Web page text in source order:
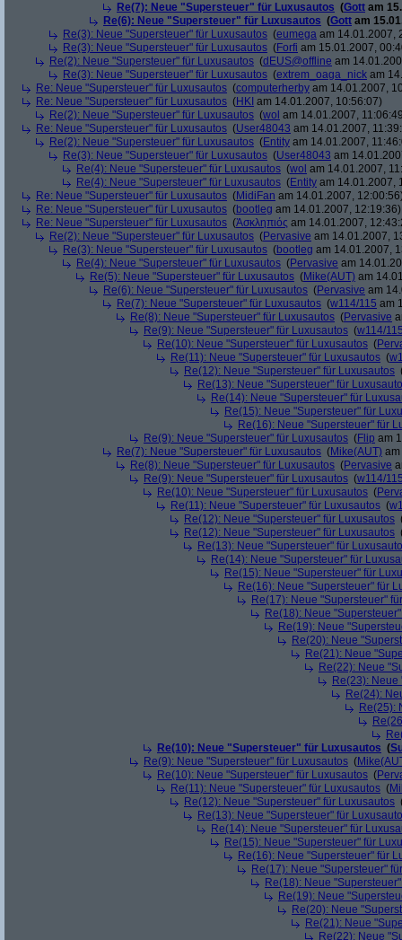
Re(7): Neue "Supersteuer" für Luxusautos (Gott am
Re(6): Neue "Supersteuer" für Luxusautos (Gott am
Re(3): Neue "Supersteuer" für Luxusautos (eumega am 14.01.2007,
Re(3): Neue "Supersteuer" für Luxusautos (Forfi am 15.01.2007,
Re(2): Neue "Supersteuer" für Luxusautos (dEUS@offline am
Re(3): Neue "Supersteuer" für Luxusautos (extrem_oaga_nick am
Re: Neue "Supersteuer" für Luxusautos (computerherby am 14.01.2007,
Re: Neue "Supersteuer" für Luxusautos (HKI am 14.01.2007, 10:56:07)
Re(2): Neue "Supersteuer" für Luxusautos (wol am 14.01.2007,
Re: Neue "Supersteuer" für Luxusautos (User48043 am 14.01.2007,
Re(2): Neue "Supersteuer" für Luxusautos (Entity am 14.01.2007,
Re(3): Neue "Supersteuer" für Luxusautos (User48043 am
Re(4): Neue "Supersteuer" für Luxusautos (wol am 14.01.2007,
Re(4): Neue "Supersteuer" für Luxusautos (Entity am 14.01.2007,
Re: Neue "Supersteuer" für Luxusautos (MidiFan am 14.01.2007,
Re: Neue "Supersteuer" für Luxusautos (bootleg am 14.01.2007, 12:19:36)
Re: Neue "Supersteuer" für Luxusautos (Ἀσκληπιός am 14.01.2007,
Re(2): Neue "Supersteuer" für Luxusautos (Pervasive am 14.01.2007,
Re(3): Neue "Supersteuer" für Luxusautos (bootleg am 14.01.2007,
Re(4): Neue "Supersteuer" für Luxusautos (Pervasive am
Re(5): Neue "Supersteuer" für Luxusautos (Mike(AUT) am
Re(6): Neue "Supersteuer" für Luxusautos (Pervasive am
Re(7): Neue "Supersteuer" für Luxusautos (w114/115 am
Re(8): Neue "Supersteuer" für Luxusautos (Pervasive
Re(9): Neue "Supersteuer" für Luxusautos (w114/
Re(10): Neue "Supersteuer" für Luxusautos (
Re(11): Neue "Supersteuer" für Luxusautos (
Re(12): Neue "Supersteuer" für Luxusautos
Re(13): Neue "Supersteuer" für
Re(14): Neue "Supersteuer" für
Re(15): Neue "Supersteuer" für
Re(16): Neue "Supersteuer" für
Re(9): Neue "Supersteuer" für Luxusautos (Flip am
Re(7): Neue "Supersteuer" für Luxusautos (Mike(AUT)
Re(8): Neue "Supersteuer" für Luxusautos (Pervasive
Re(9): Neue "Supersteuer" für Luxusautos (w114/
Re(10): Neue "Supersteuer" für Luxusautos (
Re(11): Neue "Supersteuer" für Luxusautos (
Re(12): Neue "Supersteuer" für Luxusautos
Re(12): Neue "Supersteuer" für Luxusautos
Re(13): Neue "Supersteuer" für
Re(14): Neue "Supersteuer" für
Re(15): Neue "Supersteuer" für
Re(16): Neue "Supersteuer" für
Re(17): Neue "Supersteuer"
Re(18): Neue
Re(19): Neue
Re(20): Neue
Re(21): Neue
Re(22): Neue
Re(23):
Re(24):
Re(25):
Re(10): Neue "Supersteuer" für Luxusautos (
Re(9): Neue "Supersteuer" für Luxusautos (
Re(10): Neue "Supersteuer" für Luxusautos (
Re(11): Neue "Supersteuer" für Luxusautos (
Re(12): Neue "Supersteuer" für Luxusautos
Re(13): Neue "Supersteuer" für
Re(14): Neue "Supersteuer" für
Re(15): Neue "Supersteuer" für
Re(16): Neue "Supersteuer" für
Re(17): Neue "Supersteuer"
Re(18): Neue
Re(19): Neue
Re(20): Neue
Re(21): Neue
Re(22): Neue